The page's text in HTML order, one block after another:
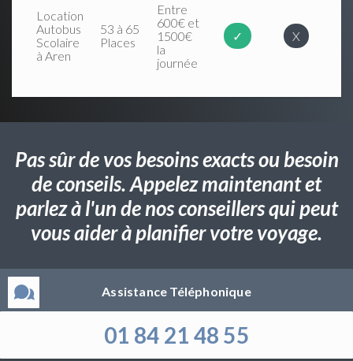
Location
Autobus
Scolaire
à Aren
53 à 65
Places
Entre
600€ et
1500€
la
journée
✓ X
Pas sûr de vos besoins exacts ou besoin
de conseils. Appelez maintenant et
parlez à l'un de nos conseillers qui peut
vous aider à planifier votre voyage.
Assistance Téléphonique
01 84 21 48 55